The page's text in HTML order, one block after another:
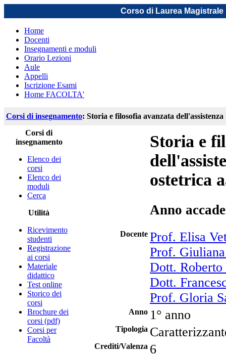
Corso di Laurea
Home
Docenti
Insegnamenti e moduli
Orario Lezioni
Aule
Appelli
Iscrizione Esami
Home FACOLTA'
Corsi di insegnamento: Storia e filosofia avanzata
Corsi di
insegnamento
Elenco dei
corsi
Elenco dei
moduli
Cerca
Utilità
Ricevimento
studenti
Registrazione
ai corsi
Materiale
didattico
Test online
Storico dei
corsi
Brochure dei
corsi (pdf)
Corsi per
Facoltà
Storia e
ostetrica
Anno
Docente Prof. Elisa
Prof.
Dott.
Dott.
Prof. Gloria
Anno 1° anno
Tipologia
Crediti/Valenza 6